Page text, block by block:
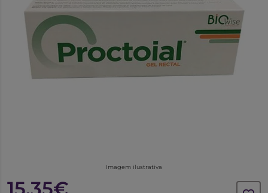
Imagem ilustrativa